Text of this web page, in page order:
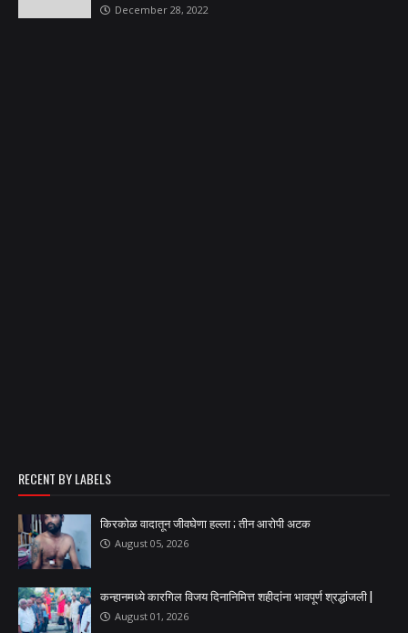
December 28, 2022
RECENT BY LABELS
किरकोळ वादातून जीवघेणा हल्ला ; तीन आरोपी अटक
August 05, 2026
कन्हानमध्ये कारगिल विजय दिनानिमित्त शहीदांना भावपूर्ण श्रद्धांजली |
August 01, 2026